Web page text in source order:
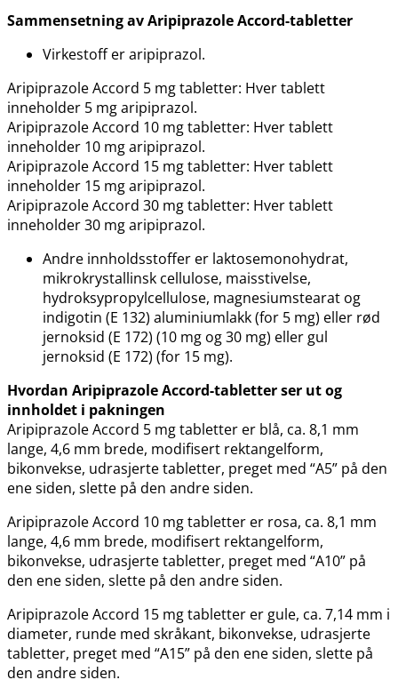
Sammensetning av Aripiprazole Accord-tabletter
Virkestoff er aripiprazol.
Aripiprazole Accord 5 mg tabletter: Hver tablett
inneholder 5 mg aripiprazol.
Aripiprazole Accord 10 mg tabletter: Hver tablett
inneholder 10 mg aripiprazol.
Aripiprazole Accord 15 mg tabletter: Hver tablett
inneholder 15 mg aripiprazol.
Aripiprazole Accord 30 mg tabletter: Hver tablett
inneholder 30 mg aripiprazol.
Andre innholdsstoffer er laktosemonohydrat,
mikrokrystallinsk cellulose, maisstivelse,
hydroksypropylcellulose, magnesiumstearat og
indigotin (E 132) aluminiumlakk (for 5 mg) eller rød
jernoksid (E 172) (10 mg og 30 mg) eller gul
jernoksid (E 172) (for 15 mg).
Hvordan Aripiprazole Accord-tabletter ser ut og
innholdet i pakningen
Aripiprazole Accord 5 mg tabletter er blå, ca. 8,1 mm
lange, 4,6 mm brede, modifisert rektangelform,
bikonvekse, udrasjerte tabletter, preget med “A5” på den
ene siden, slette på den andre siden.
Aripiprazole Accord 10 mg tabletter er rosa, ca. 8,1 mm
lange, 4,6 mm brede, modifisert rektangelform,
bikonvekse, udrasjerte tabletter, preget med “A10” på
den ene siden, slette på den andre siden.
Aripiprazole Accord 15 mg tabletter er gule, ca. 7,14 mm i
diameter, runde med skråkant, bikonvekse, udrasjerte
tabletter, preget med “A15” på den ene siden, slette på
den andre siden.